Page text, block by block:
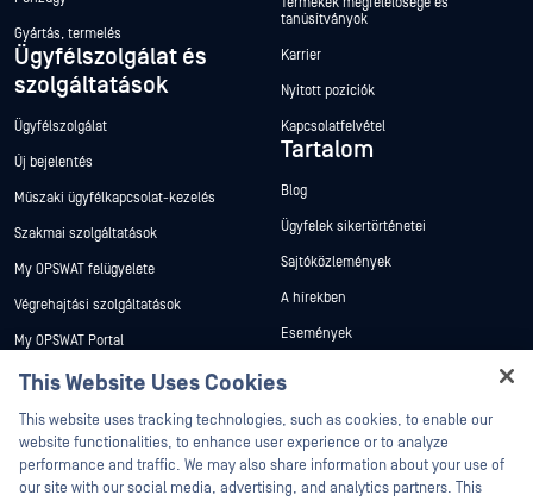
Gyártás, termelés
Ügyfélszolgálat és
szolgáltatások
Ügyfélszolgálat
Új bejelentés
Műszaki ügyfélkapcsolat-kezelés
Szakmai szolgáltatások
My OPSWAT felügyelete
Végrehajtási szolgáltatások
My OPSWAT Portal
Műszaki dokumentáció
Képzések
Biztonsági sebezhetőségi program
Partnerek
Termékek megfelelősége és
tanúsítványok
Karrier
Nyitott pozíciók
Kapcsolatfelvétel
Tartalom
Blog
Ügyfelek sikertörténetei
Sajtóközlemények
A hírekben
Események
Fehér könyvek
This Website Uses Cookies
This website uses tracking technologies, such as cookies, to enable our
website functionalities, to enhance user experience or to analyze
performance and traffic. We may also share information about your use of
our site with our social media, advertising, and analytics partners. This
Hey there!
I'm Ozzy, your OPSWAT virtual assistant.
How can I help you secure what's critical
today?